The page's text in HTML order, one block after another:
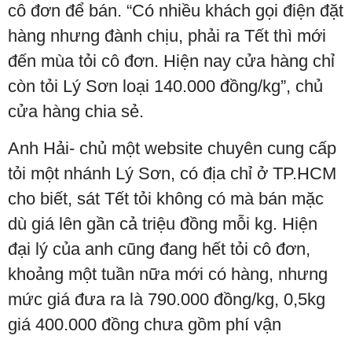
cô đơn để bán. “Có nhiều khách gọi điện đặt
hàng nhưng đành chịu, phải ra Tết thì mới
đến mùa tỏi cô đơn. Hiện nay cửa hàng chỉ
còn tỏi Lý Sơn loại 140.000 đồng/kg”, chủ
cửa hàng chia sẻ.
Anh Hải- chủ một website chuyên cung cấp
tỏi một nhánh Lý Sơn, có địa chỉ ở TP.HCM
cho biết, sát Tết tỏi không có mà bán mặc
dù giá lên gần cả triệu đồng mỗi kg. Hiện
đại lý của anh cũng đang hết tỏi cô đơn,
khoảng một tuần nữa mới có hàng, nhưng
mức giá đưa ra là 790.000 đồng/kg, 0,5kg
giá 400.000 đồng chưa gồm phí vận